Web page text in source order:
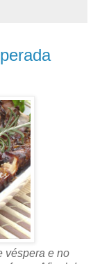
véspera e no